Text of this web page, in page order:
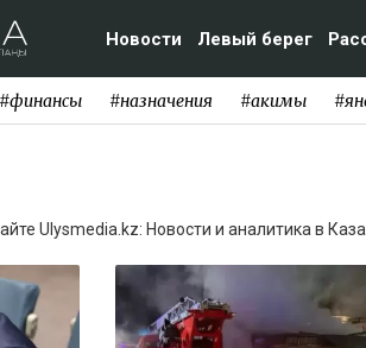
Новости Левый берег
#финансы #назначения #акимы
Ulysmedia.kz: Новости и аналитика в